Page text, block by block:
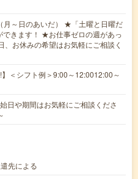
月～日のあいだ） ★「土曜と日曜だ
できます！ ★お仕事ゼロの週があっ
、お休みの希望はお気軽にご相談く
】＜シフト例＞9:00～12:0012:00～
や期間はお気軽にご相談くださ
先による